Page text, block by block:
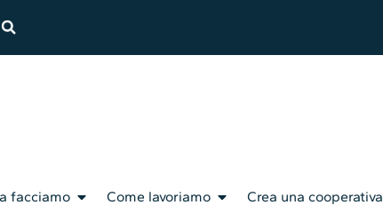
facciamo Come lavoriamo Crea una cooperativa